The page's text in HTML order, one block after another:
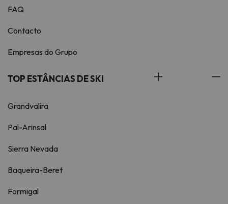
FAQ
Contacto
Empresas do Grupo
TOP ESTÂNCIAS DE SKI
Grandvalira
Pal-Arinsal
Sierra Nevada
Baqueira-Beret
Formigal